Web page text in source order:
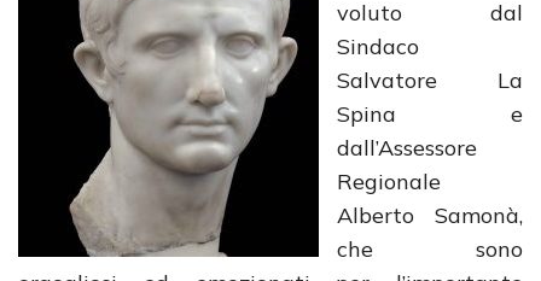
voluto dal
Sindaco
Salvatore La
Spina e
dall’Assessore
Regionale
Alberto Samonà,
che sono